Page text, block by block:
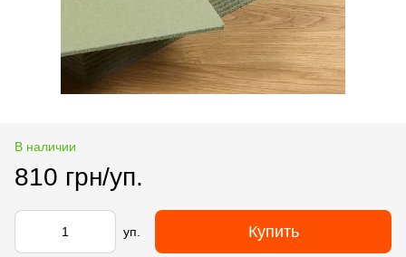
В наличии
810 грн/уп.
уп. Купить